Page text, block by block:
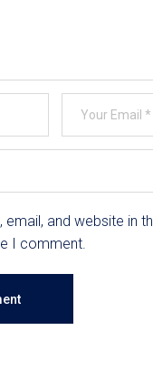
email, and website in
I comment.